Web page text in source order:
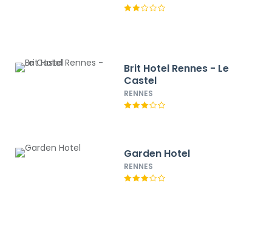
Brit Hotel Rennes - Le
Castel
RENNES
Garden Hotel
RENNES